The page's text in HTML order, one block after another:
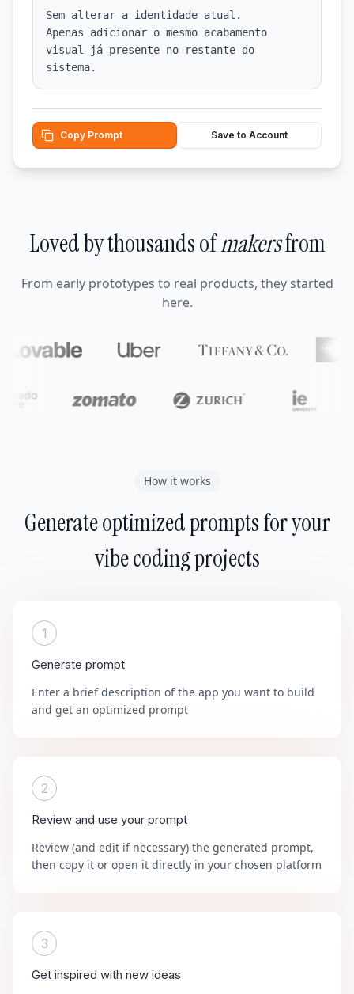
Sem alterar a identidade atual.
Apenas adicionar o mesmo acabamento
visual já presente no restante do
sistema.
Copy Prompt Save to Account
Loved by thousands ofmakersfrom
From early prototypes to real products, they started
here.
How it works
Generate optimized prompts for your
vibe coding projects
1
Generate prompt
Enter a brief description of the app you want to build
and get an optimized prompt
2
Review and use your prompt
Review (and edit if necessary) the generated prompt,
then copy it or open it directly in your chosen platform
3
Get inspired with new ideas